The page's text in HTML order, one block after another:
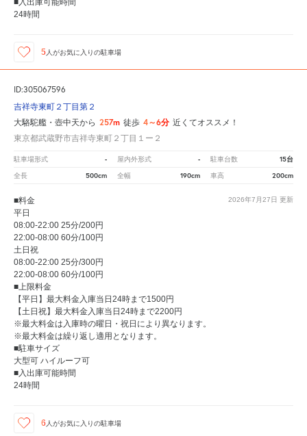
24時間
5 人がお気に入りの駐車場
ID:305067596
吉祥寺東町２丁目第２
大駱駝艦・壺中天から 257m 徒歩 4～6分 近くてオススメ！
東京都武蔵野市吉祥寺東町２丁目１ー２
駐車場形式 - 屋内外形式 - 駐車台数 15台
全長 500cm 全幅 190cm 車高 200cm
2026年7月27日 更新
■料金
平日
08:00-22:00 25分/200円
22:00-08:00 60分/100円
土日祝
08:00-22:00 25分/300円
22:00-08:00 60分/100円
■上限料金
【平日】最大料金入庫当日24時まで1500円
【土日祝】最大料金入庫当日24時まで2200円
※最大料金は入庫時の曜日・祝日により異なります。
※最大料金は繰り返し適用となります。
■駐車サイズ
大型可 ハイルーフ可
■入出庫可能時間
24時間
6 人がお気に入りの駐車場